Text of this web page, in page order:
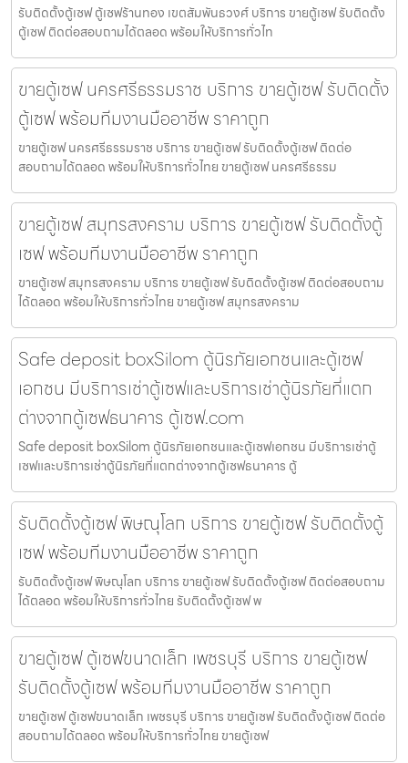
รับติดตั้งตู้เซฟ ตู้เซฟร้านทอง เขตสัมพันธวงศ์ บริการ ขายตู้เซฟ รับติดตั้ง
ตู้เซฟ ติดต่อสอบถามได้ตลอด พร้อมให้บริการทั่วไท
ขายตู้เซฟ นครศรีธรรมราช บริการ ขายตู้เซฟ รับติดตั้ง
ตู้เซฟ พร้อมทีมงานมืออาชีพ ราคาถูก
ขายตู้เซฟ นครศรีธรรมราช บริการ ขายตู้เซฟ รับติดตั้งตู้เซฟ ติดต่อ
สอบถามได้ตลอด พร้อมให้บริการทั่วไทย ขายตู้เซฟ นครศรีธรรม
ขายตู้เซฟ สมุทรสงคราม บริการ ขายตู้เซฟ รับติดตั้งตู้
เซฟ พร้อมทีมงานมืออาชีพ ราคาถูก
ขายตู้เซฟ สมุทรสงคราม บริการ ขายตู้เซฟ รับติดตั้งตู้เซฟ ติดต่อสอบถาม
ได้ตลอด พร้อมให้บริการทั่วไทย ขายตู้เซฟ สมุทรสงคราม
Safe deposit boxSilom ตู้นิรภัยเอกชนและตู้เซฟ
เอกชน มีบริการเช่าตู้เซฟและบริการเช่าตู้นิรภัยที่แตก
ต่างจากตู้เซฟธนาคาร ตู้เซฟ.com
Safe deposit boxSilom ตู้นิรภัยเอกชนและตู้เซฟเอกชน มีบริการเช่าตู้
เซฟและบริการเช่าตู้นิรภัยที่แตกต่างจากตู้เซฟธนาคาร ตู้
รับติดตั้งตู้เซฟ พิษณุโลก บริการ ขายตู้เซฟ รับติดตั้งตู้
เซฟ พร้อมทีมงานมืออาชีพ ราคาถูก
รับติดตั้งตู้เซฟ พิษณุโลก บริการ ขายตู้เซฟ รับติดตั้งตู้เซฟ ติดต่อสอบถาม
ได้ตลอด พร้อมให้บริการทั่วไทย รับติดตั้งตู้เซฟ พ
ขายตู้เซฟ ตู้เซฟขนาดเล็ก เพชรบุรี บริการ ขายตู้เซฟ
รับติดตั้งตู้เซฟ พร้อมทีมงานมืออาชีพ ราคาถูก
ขายตู้เซฟ ตู้เซฟขนาดเล็ก เพชรบุรี บริการ ขายตู้เซฟ รับติดตั้งตู้เซฟ ติดต่อ
สอบถามได้ตลอด พร้อมให้บริการทั่วไทย ขายตู้เซฟ